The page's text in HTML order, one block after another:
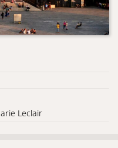
Leclair